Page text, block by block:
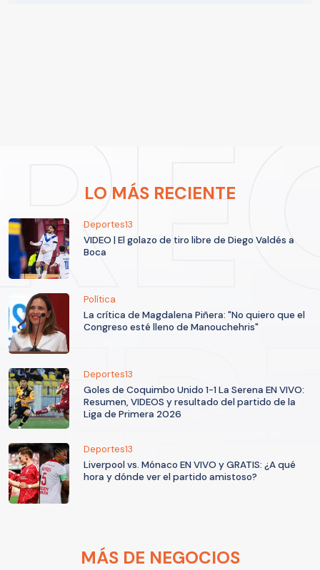
LO MÁS RECIENTE
Deportes13
VIDEO | El golazo de tiro libre de Diego Valdés a
Boca
Política
La crítica de Magdalena Piñera: "No quiero que el
Congreso esté lleno de Manouchehris"
Deportes13
Goles de Coquimbo Unido 1-1 La Serena EN VIVO:
Resumen, VIDEOS y resultado del partido de la
Liga de Primera 2026
Deportes13
Liverpool vs. Mónaco EN VIVO y GRATIS: ¿A qué
hora y dónde ver el partido amistoso?
MÁS DE NEGOCIOS